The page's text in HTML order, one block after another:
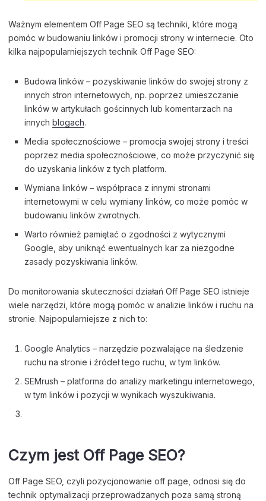
Ważnym elementem Off Page SEO są techniki, które mogą
pomóc w budowaniu linków i promocji strony w internecie. Oto
kilka najpopularniejszych technik Off Page SEO:
Budowa linków – pozyskiwanie linków do swojej strony z
innych stron internetowych, np. poprzez umieszczanie
linków w artykułach gościnnych lub komentarzach na
innych blogach.
Media społecznościowe – promocja swojej strony i treści
poprzez media społecznościowe, co może przyczynić się
do uzyskania linków z tych platform.
Wymiana linków – współpraca z innymi stronami
internetowymi w celu wymiany linków, co może pomóc w
budowaniu linków zwrotnych.
Warto również pamiętać o zgodności z wytycznymi
Google, aby uniknąć ewentualnych kar za niezgodne
zasady pozyskiwania linków.
Do monitorowania skuteczności działań Off Page SEO istnieje
wiele narzędzi, które mogą pomóc w analizie linków i ruchu na
stronie. Najpopularniejsze z nich to:
Google Analytics – narzędzie pozwalające na śledzenie
ruchu na stronie i źródeł tego ruchu, w tym linków.
SEMrush – platforma do analizy marketingu internetowego,
w tym linków i pozycji w wynikach wyszukiwania.
Czym jest Off Page SEO?
Off Page SEO, czyli pozycjonowanie off page, odnosi się do
technik optymalizacji przeprowadzanych poza samą stroną